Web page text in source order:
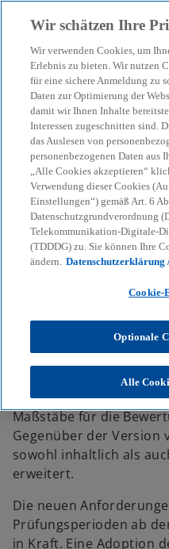
menu search
Das bringt
Standard
Mehr Kriterien,
verändert die
grundlegend. Was jetzt
KPMG Themen
KI &
Die finale Version des
Mit der neuen Version
Bundesamt für
Informationstechnik
Maßstäbe für die
Gegenüber der Version
sowohl inhaltlich als
erweitert.
Die neuen
Prüfungsperioden ab
in Kraft. Eine Adoption
Wir schätzen Ihre
Wir verwenden Cookies, um
Erlebnis zu bieten. Wir nutzen
für eine sichere Anmeldung zu
Daten zur Optimierung der
damit wir Ihnen Inhalte
Interessen zugeschnitten sind.
das Auslesen von
personenbezogenen Daten aus
„Alle Cookies akzeptieren“
Verwendung dieser Cookies
Einstellungen“) gemäß Art. 6
Datenschutzgrundverordnung
Telekommunikation-Digitale-
(TDDDG) zu. Sie können Ihre
ändern. Datenschutzerklärung
Cookie-
Optionale
Alle